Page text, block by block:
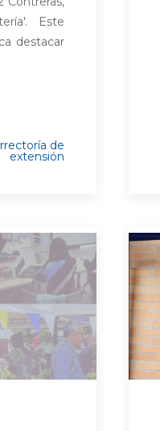
Este
destacar
de
extensión